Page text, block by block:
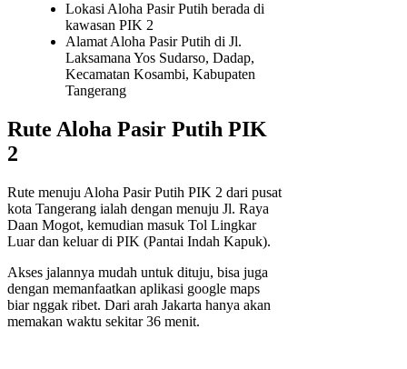
Lokasi Aloha Pasir Putih berada di
kawasan PIK 2
Alamat Aloha Pasir Putih di Jl.
Laksamana Yos Sudarso, Dadap,
Kecamatan Kosambi, Kabupaten
Tangerang
Rute Aloha Pasir Putih PIK
2
Rute menuju Aloha Pasir Putih PIK 2 dari pusat
kota Tangerang ialah dengan menuju Jl. Raya
Daan Mogot, kemudian masuk Tol Lingkar
Luar dan keluar di PIK (Pantai Indah Kapuk).
Akses jalannya mudah untuk dituju, bisa juga
dengan memanfaatkan aplikasi google maps
biar nggak ribet. Dari arah Jakarta hanya akan
memakan waktu sekitar 36 menit.